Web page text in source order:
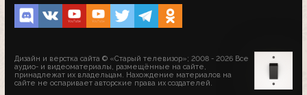
Дизайн и верстка сайта © «Старый телевизор»; 2008 - 2026 Все
аудио- и видеоматериалы, размещённые на сайте,
принадлежат их владельцам. Нахождение материалов на
сайте не оспаривает авторские права их создателей.